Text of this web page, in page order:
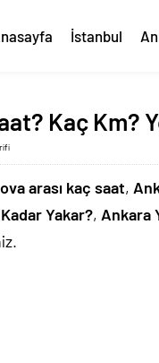
İstanbul
Kaç Km?
arası kaç saat,
Yakar?, Ankara